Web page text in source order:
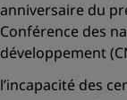
anniversaire du
Conférence des
développement
l’incapacité des